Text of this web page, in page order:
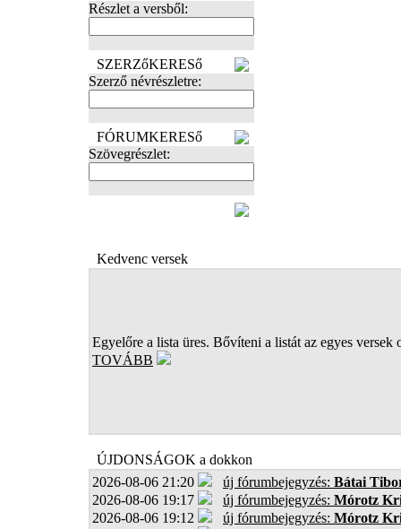
Részlet a versből:
SZERZőKERESő
Szerző névrészletre:
FÓRUMKERESő
Szövegrészlet:
Kedvenc versek
Egyelőre a lista üres. Bővíteni a listát az egyes versek
TOVÁBB
ÚJDONSÁGOK a dokkon
2026-08-06 21:20
új fórumbejegyzés: Bátai
2026-08-06 19:17
új fórumbejegyzés: Mórotz
2026-08-06 19:12
új fórumbejegyzés: Mórotz